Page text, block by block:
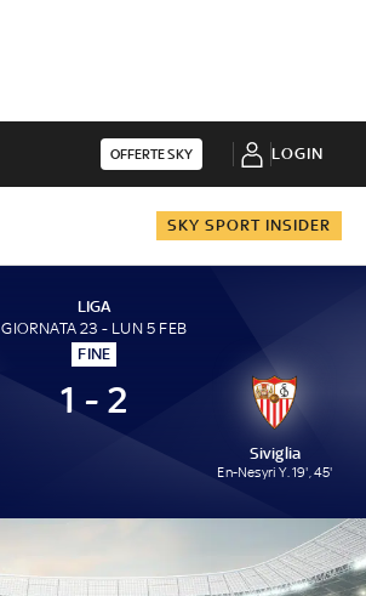
OFFERTE SKY LOGIN
SKY SPORT INSIDER
LIGA
GIORNATA 23 - LUN 5 FEB
FINE
1 - 2
Siviglia
En-Nesyri Y. 19', 45'